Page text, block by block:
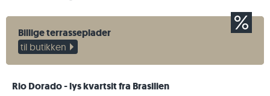
Billige terrasseplader
til butikken
Rio Dorado - lys kvartsit fra Brasilien